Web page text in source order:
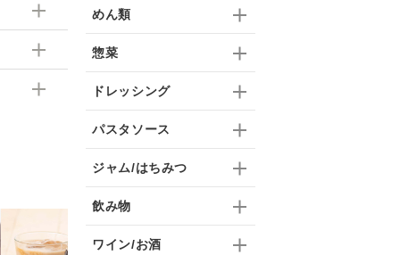
宮崎県産の梨を使った
めん類
惣菜
ドレッシング
パスタソース
ジャム/はちみつ
飲み物
ワイン/お酒